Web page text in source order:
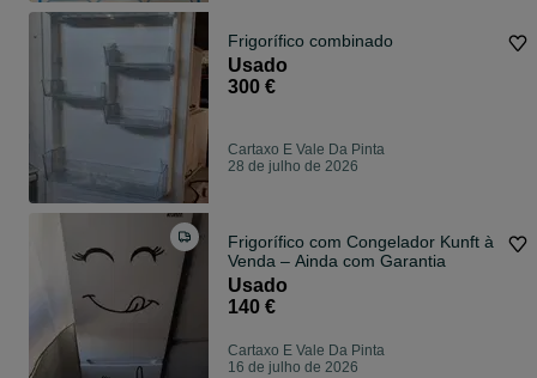
Frigorífico combinado
Usado
300 €
Cartaxo E Vale Da Pinta
28 de julho de 2026
Frigorífico com Congelador Kunft à
Venda – Ainda com Garantia
Usado
140 €
Cartaxo E Vale Da Pinta
16 de julho de 2026